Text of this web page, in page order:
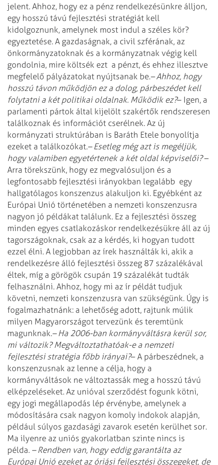
jelent. Ahhoz, hogy ez a pénz rendelkezésünkre álljon,
egy hosszú távú fejlesztési stratégiát kell
kidolgoznunk, amelynek most indul a széles kör?
egyeztetése. A gazdaságnak, a civil szférának, az
önkormányzatoknak és a kormányzatnak végig kell
gondolnia, mire költsék ezt a pénzt, és ehhez illesztve
megfelelő pályázatokat nyújtsanak be.– Ahhoz, hogy
hosszú távon működjön ez a dolog, párbeszédet kell
folytatni a két politikai oldalnak. Működik ez?– Igen, a
parlamenti pártok által kijelölt szakértők rendszeresen
találkoznak és információt cserélnek. Az új
kormányzati struktúrában is Baráth Etele bonyolítja
ezeket a találkozókat.– Esetleg még azt is megéljük,
hogy valamiben egyetértenek a két oldal képviselői?–
Arra törekszünk, hogy ez megvalósuljon és a
legfontosabb fejlesztési irányokban legalább egy
hallgatólagos konszenzus alakuljon ki. Egyébként az
Európai Unió történetében a nemzeti konszenzusra
nagyon jó példákat találunk. Ez a fejlesztési összeg
minden egyes csatlakozáskor rendelkezésükre áll az új
tagországoknak, csak az a kérdés, ki hogyan tudott
ezzel élni. A legjobban az írek használták ki, akik a
rendelkezésre álló fejlesztési összeg 87 százalékával
éltek, míg a görögök csupán 19 százalékát tudták
felhasználni. Ahhoz, hogy mi az ír példát tudjuk
követni, nemzeti konszenzusra van szükségünk. Úgy is
fogalmazhatnánk: a lehetőség adott, rajtunk múlik
milyen Magyarországot tervezünk és teremtünk
magunknak.– Ha 2006-ban kormányváltásra kerül sor,
mi változik? Megváltoztathatóak-e a nemzeti
fejlesztési stratégia főbb irányai?– A párbeszédnek, a
konszenzusnak az lenne a célja, hogy a
kormányváltások ne változtassák meg a hosszú távú
elképzeléseket. Az unióval szerződést fogunk kötni,
egy jogi megállapodás lép érvénybe, amelynek a
módosítására csak nagyon komoly indokok alapján,
például súlyos gazdasági zavarok esetén kerülhet sor.
Ma ilyenre az uniós gyakorlatban szinte nincs is
példa. – Rendben van, hogy eddig garantálta az
Európai Unió ezeket az óriási fejlesztési összegeket, de